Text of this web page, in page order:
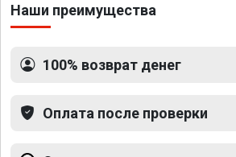
Наши преимущества
100% возврат денег
Оплата после проверки